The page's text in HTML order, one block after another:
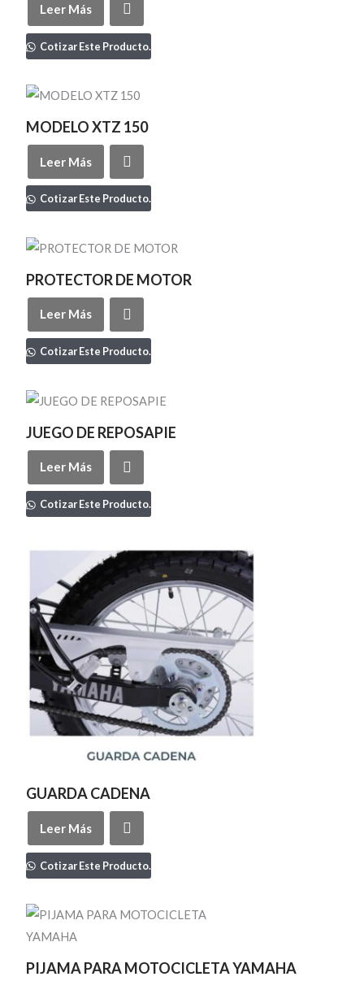
Leer Más
Cotizar Este Producto.
MODELO XTZ 150
Leer Más
Cotizar Este Producto.
PROTECTOR DE MOTOR
Leer Más
Cotizar Este Producto.
JUEGO DE REPOSAPIE
Leer Más
Cotizar Este Producto.
GUARDA CADENA
Leer Más
Cotizar Este Producto.
PIJAMA PARA MOTOCICLETA YAMAHA